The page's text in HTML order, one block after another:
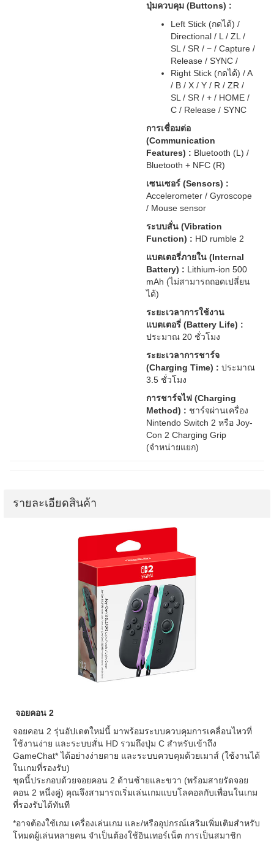
ปุ่มควบคุม (Buttons) :
Left Stick (กดได้) /
Directional / L / ZL /
SL / SR / − / Capture /
Release / SYNC /
Right Stick (กดได้) / A
/ B / X / Y / R / ZR /
SL / SR / + / HOME /
C / Release / SYNC
การเชื่อมต่อ
(Communication
Features) : Bluetooth (L) /
Bluetooth + NFC (R)
เซนเซอร์ (Sensors) :
Accelerometer / Gyroscope
/ Mouse sensor
ระบบสั่น (Vibration
Function) : HD rumble 2
แบตเตอรี่ภายใน (Internal
Battery) : Lithium-ion 500
mAh (ไม่สามารถถอดเปลี่ยน
ได้)
ระยะเวลาการใช้งาน
แบตเตอรี่ (Battery Life) :
ประมาณ 20 ชั่วโมง
ระยะเวลาการชาร์จ
(Charging Time) : ประมาณ
3.5 ชั่วโมง
การชาร์จไฟ (Charging
Method) : ชาร์จผ่านเครื่อง
Nintendo Switch 2 หรือ Joy-
Con 2 Charging Grip
(จำหน่ายแยก)
รายละเอียดสินค้า
จอยคอน 2
จอยคอน 2 รุ่นอัปเดตใหม่นี้ มาพร้อมระบบควบคุมการเคลื่อนไหวที่
ใช้งานง่าย และระบบสั่น HD รวมถึงปุ่ม C สำหรับเข้าถึง
GameChat* ได้อย่างง่ายดาย และระบบควบคุมด้วยเมาส์ (ใช้งานได้
ในเกมที่รองรับ)
ชุดนี้ประกอบด้วยจอยคอน 2 ด้านซ้ายและขวา (พร้อมสายรัดจอย
คอน 2 หนึ่งคู่) คุณจึงสามารถเริ่มเล่นเกมแบบโลคอลกับเพื่อนในเกม
ที่รองรับได้ทันที
*อาจต้องใช้เกม เครื่องเล่นเกม และ/หรืออุปกรณ์เสริมเพิ่มเติมสำหรับ
โหมดผู้เล่นหลายคน จำเป็นต้องใช้อินเทอร์เน็ต การเป็นสมาชิก